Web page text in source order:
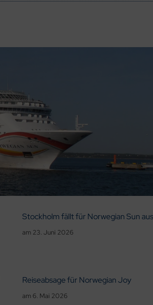
Stockholm fällt für Norwegian Sun aus
am 23. Juni 2026
Reiseabsage für Norwegian Joy
am 6. Mai 2026